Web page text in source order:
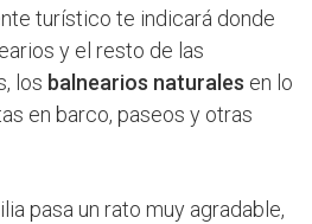
turístico te indicará donde
y el resto de las
los balnearios naturales en lo
en barco, paseos y otras
pasa un rato muy agradable,